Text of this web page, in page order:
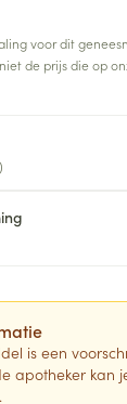
voor dit
de prijs die op
is een
apotheker kan